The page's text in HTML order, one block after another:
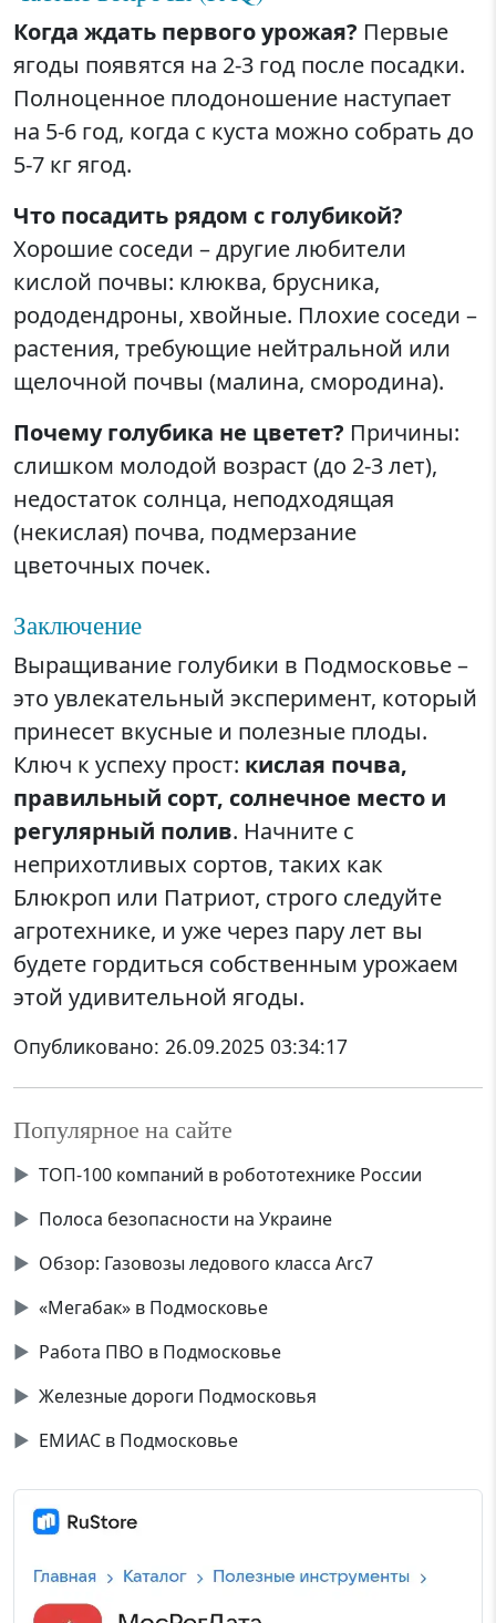
Когда ждать первого урожая? Первые
ягоды появятся на 2-3 год после посадки.
Полноценное плодоношение наступает
на 5-6 год, когда с куста можно собрать до
5-7 кг ягод.
Что посадить рядом с голубикой?
Хорошие соседи – другие любители
кислой почвы: клюква, брусника,
рододендроны, хвойные. Плохие соседи –
растения, требующие нейтральной или
щелочной почвы (малина, смородина).
Почему голубика не цветет? Причины:
слишком молодой возраст (до 2-3 лет),
недостаток солнца, неподходящая
(некислая) почва, подмерзание
цветочных почек.
Заключение
Выращивание голубики в Подмосковье –
это увлекательный эксперимент, который
принесет вкусные и полезные плоды.
Ключ к успеху прост: кислая почва,
правильный сорт, солнечное место и
регулярный полив. Начните с
неприхотливых сортов, таких как
Блюкроп или Патриот, строго следуйте
агротехнике, и уже через пару лет вы
будете гордиться собственным урожаем
этой удивительной ягоды.
Опубликовано: 26.09.2025 03:34:17
Популярное на сайте
▶ ТОП-100 компаний в робототехнике России
▶ Полоса безопасности на Украине
▶ Обзор: Газовозы ледового класса Аrc7
▶ «Мегабак» в Подмосковье
▶ Работа ПВО в Подмосковье
▶ Железные дороги Подмосковья
▶ ЕМИАС в Подмосковье